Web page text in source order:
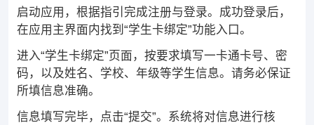
启动应用，根据指引完成注册与登录。成功登录后，
在应用主界面内找到“学生卡绑定”功能入口。
进入“学生卡绑定”页面，按要求填写一卡通卡号、密
码，以及姓名、学校、年级等学生信息。请务必保证
所填信息准确。
信息填写完毕，点击“提交”。系统将对信息进行核